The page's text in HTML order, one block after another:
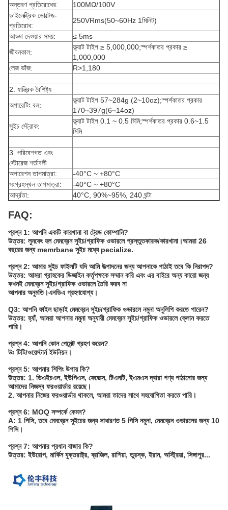
অন্তরণ প্রতিরোধের:
100MΩ/100V
ডাইলেক্ট্রিক ভোল্টেজ-
প্রতিরোধ:
250VRms(50~60Hz 1মিনিট)
আড্ডা দেওয়ার সময়:
≤ 5ms
জীবনকাল:
ফ্ল্যাট টাইপ ≥ 5,000,000;স্পর্শকাতর প্রকার ≥
1,000,000
লেজ ভাঁজ:
R>1,180
2. যান্ত্রিক বৈশিষ্ট্য
অপারেটিং বল:
ফ্ল্যাট টাইপ 57~284g (2~10oz);স্পর্শকাতর প্রকার
170~397g(6~14oz)
সুইচ স্ট্রোক:
ফ্ল্যাট টাইপ 0.1 ~ 0.5 মিমি;স্পর্শকাতর প্রকার 0.6~1.5
মিমি
3. পরিবেশগত এবং
স্টোরেজ শর্তাবলী
অপারেশন তাপমাত্রা:
-40°C ~ +80°C
সংগ্রহস্থল তাপমাত্রা:
-40°C ~ +80°C
আর্দ্রতা:
40°C, 90%~95%, 240 ঘন্টা
FAQ:
প্রশ্ন 1: আপনি একটি কারখানা বা ট্রেড কোম্পানি?
উত্তর: লুনফেং হল মেমব্রেন সুইচ/গ্রাফিক ওভারলে প্রস্তুতকারক/কারখানা।আমরা 26
বছরের জন্য memrbane সুইচ মধ্যে pecialize.
প্রশ্ন 2: আমার সুইচ ফাইলটি যদি আমি উত্পাদনের জন্য আপনাকে পাঠাই তবে কি নিরাপদ?
উত্তর: আমরা গ্রাহকের ডিজাইন কর্তৃপক্ষকে সম্মান করি এবং এর বাইরে অন্য কারো জন্য
কখনই মেমব্রেন সুইচ/গ্রাফিক ওভারলে তৈরি করব না
আপনার অনুমতি।এনডিএ গ্রহণযোগ্য।
Q3: আপনি ফাইল ছাড়াই মেমব্রেন সুইচ/গ্রাফিক ওভারলে নমুনা অনুলিপি করতে পারেন?
উত্তর: হ্যাঁ, আমরা আপনার নমুনা অনুযায়ী মেমব্রেন সুইচ/গ্রাফিক ওভারলে ক্লোন করতে
পারি।
প্রশ্ন 4: আপনি কোন পেমেন্ট গ্রহণ করেন?
উঃ টিটি/ওয়েস্টার্ন ইউনিয়ন।
প্রশ্ন 5: আপনার শিপিং উপায় কি?
উত্তর: 1. ডিএইচএল, ইউপিএস, ফেডেক্স, টিএনটি, ইএমএস দ্বারা পণ্য পাঠানোর জন্য
আমাদের নিজস্ব ফরওয়ার্ডার রয়েছে।
2. আপনার নিজের ফরওয়ার্ডার থাকলে, আমরা তাদের সাথে সহযোগিতা করতে পারি।
প্রশ্ন 6: MOQ সম্পর্কে কেমন?
A: 1 পিসি, তবে মেমব্রেন সুইচের জন্য সাধারণত 5 পিসি নমুনা, মেমব্রেন ওভারলের জন্য 10
পিসি।
প্রশ্ন 7: আপনার প্রধান বাজার কি?
উত্তর: ইউরোপ, মার্কিন যুক্তরাষ্ট্র, ব্রাজিল, রাশিয়া, তুরস্ক, ইরান, অস্ট্রিয়া, সিঙ্গাপুর...